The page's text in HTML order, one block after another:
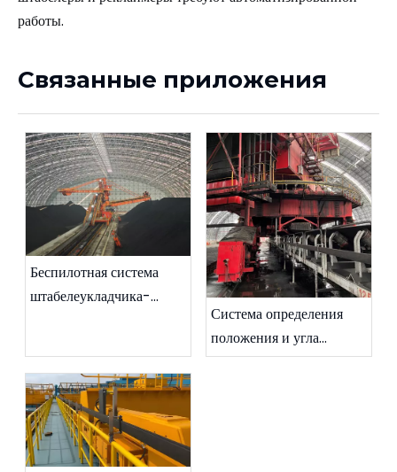
работы.
Связанные приложения
Беспилотная система
штабелеукладчика-
Система определения
положения и угла
поворота